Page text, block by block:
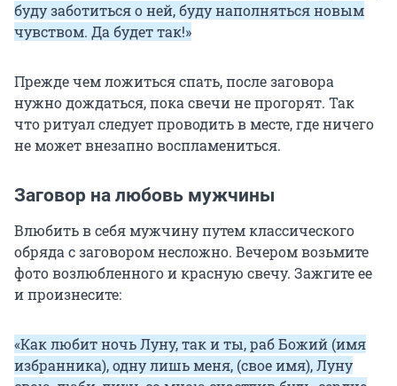
буду заботиться о ней, буду наполняться новым
чувством. Да будет так!»
Прежде чем ложиться спать, после заговора
нужно дождаться, пока свечи не прогорят. Так
что ритуал следует проводить в месте, где ничего
не может внезапно воспламениться.
Заговор на любовь мужчины
Влюбить в себя мужчину путем классического
обряда с заговором несложно. Вечером возьмите
фото возлюбленного и красную свечу. Зажгите ее
и произнесите:
«Как любит ночь Луну, так и ты, раб Божий (имя
избранника), одну лишь меня, (свое имя), Луну